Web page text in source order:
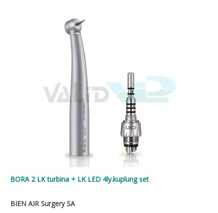
BORA 2 LK turbina + LK LED 4ly.kuplung set
BIEN AIR Surgery SA